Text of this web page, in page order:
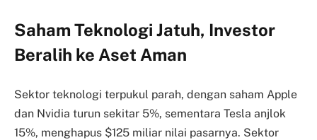
Saham Teknologi Jatuh, Investor
Beralih ke Aset Aman
Sektor teknologi terpukul parah, dengan saham Apple
dan Nvidia turun sekitar 5%, sementara Tesla anjlok
15%, menghapus $125 miliar nilai pasarnya. Sektor